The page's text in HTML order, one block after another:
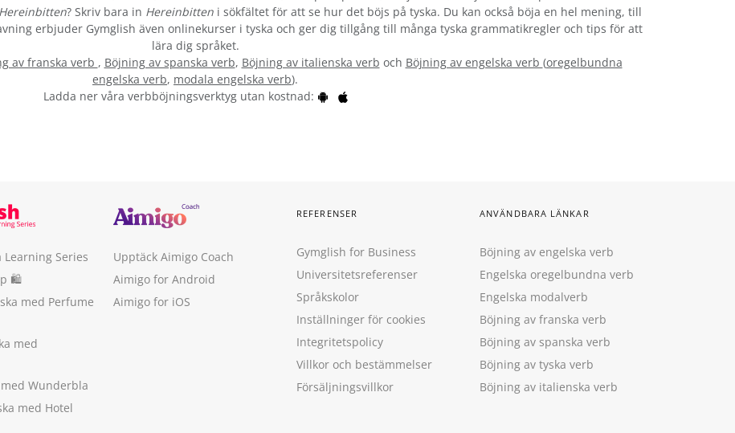
Hereinbitten? Skriv bara in Hereinbitteni sökfältet för att se hur det böjs på tyska. Du kan också böja en hel mening, till
erbjuder Gymglish även onlinekurser i tyska och ger dig tillgång till många tyska grammatikregler och tips för att
lära dig språket.
av franska verb , Böjning av spanska verb, Böjning av italienska verb och Böjning av engelska verb (oregelbundna
engelska verb, modala engelska verb).
Ladda ner våra verbböjningsverktyg utan kostnad:
Learning Series
🛍
med Perfume
med
Wunderbla
med Hotel
Upptäck Aimigo Coach
Aimigo for Android
Aimigo for iOS
REFERENSER
Gymglish for Business
Universitetsreferenser
Språkskolor
Inställninger för cookies
Integritetspolicy
Villkor och bestämmelser
Försäljningsvillkor
ANVÄNDBARA LÄNKAR
Böjning av engelska verb
Engelska oregelbundna verb
Engelska modalverb
Böjning av franska verb
Böjning av spanska verb
Böjning av tyska verb
Böjning av italienska verb